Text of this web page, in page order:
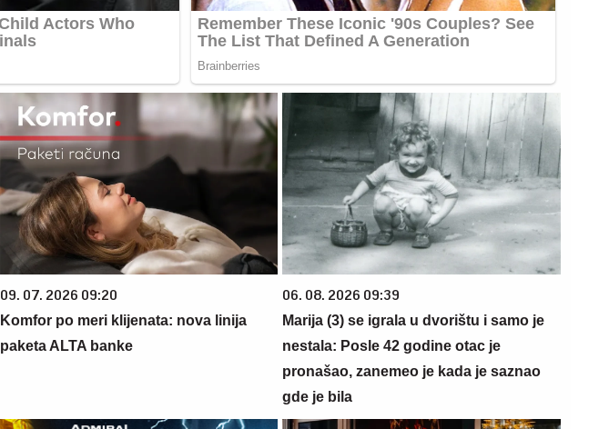
09. 07. 2026 09:20
Komfor po meri klijenata: nova linija
paketa ALTA banke
06. 08. 2026 09:39
Marija (3) se igrala u dvorištu i samo je
nestala: Posle 42 godine otac je
pronašao, zanemeo je kada je saznao
gde je bila